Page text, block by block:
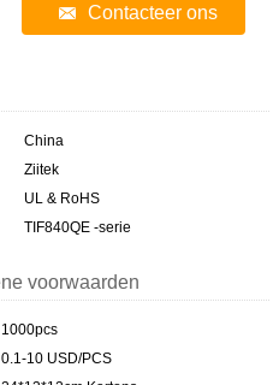
Contacteer ons
China
Ziitek
UL & RoHS
TIF840QE -serie
voorwaarden
1000pcs
0.1-10 USD/PCS